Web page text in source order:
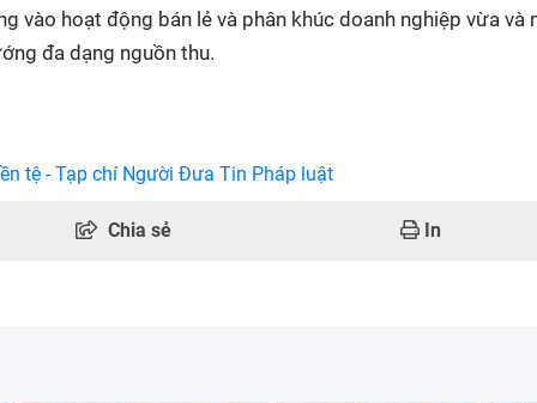
vào hoạt động bán lẻ và phân khúc doanh nghiệp vừa và
đa dạng nguồn thu.
tệ - Tạp chí Người Đưa Tin Pháp luật
Chia sẻ In